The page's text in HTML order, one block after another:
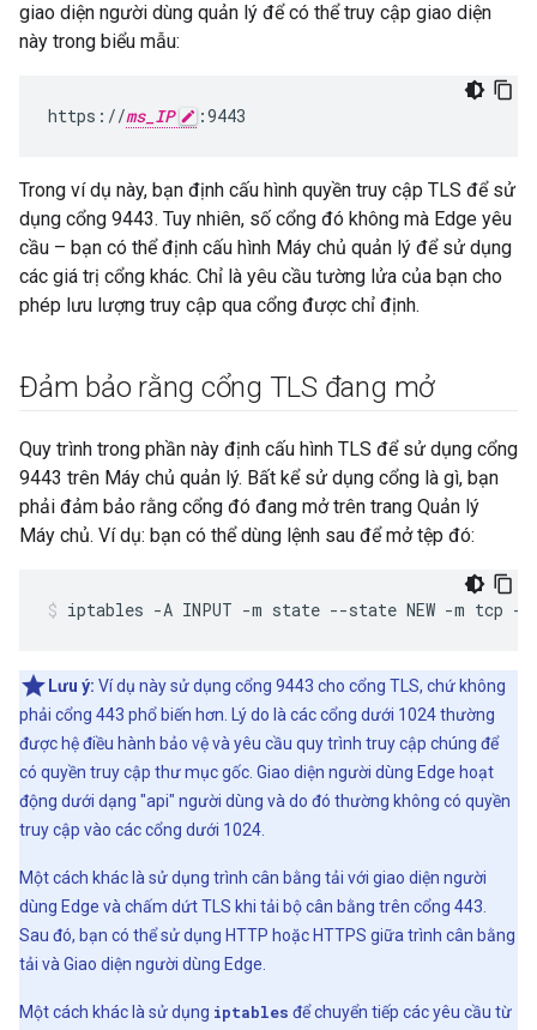
giao diện người dùng quản lý để có thể truy cập giao diện
này trong biểu mẫu:
https://ms_IP :9443
Trong ví dụ này, bạn định cấu hình quyền truy cập TLS để sử
dụng cổng 9443. Tuy nhiên, số cổng đó không mà Edge yêu
cầu – bạn có thể định cấu hình Máy chủ quản lý để sử dụng
các giá trị cổng khác. Chỉ là yêu cầu tường lửa của bạn cho
phép lưu lượng truy cập qua cổng được chỉ định.
Đảm bảo rằng cổng TLS đang mở
Quy trình trong phần này định cấu hình TLS để sử dụng cổng
9443 trên Máy chủ quản lý. Bất kể sử dụng cổng là gì, bạn
phải đảm bảo rằng cổng đó đang mở trên trang Quản lý
Máy chủ. Ví dụ: bạn có thể dùng lệnh sau để mở tệp đó:
iptables -A INPUT -m state --state NEW -m tcp -
Lưu ý: Ví dụ này sử dụng cổng 9443 cho cổng TLS, chứ không
phải cổng 443 phổ biến hơn. Lý do là các cổng dưới 1024 thường
được hệ điều hành bảo vệ và yêu cầu quy trình truy cập chúng để
có quyền truy cập thư mục gốc. Giao diện người dùng Edge hoạt
động dưới dạng "api" người dùng và do đó thường không có quyền
truy cập vào các cổng dưới 1024.
Một cách khác là sử dụng trình cân bằng tải với giao diện người
dùng Edge và chấm dứt TLS khi tải bộ cân bằng trên cổng 443.
Sau đó, bạn có thể sử dụng HTTP hoặc HTTPS giữa trình cân bằng
tải và Giao diện người dùng Edge.
Một cách khác là sử dụng iptables để chuyển tiếp các yêu cầu từ